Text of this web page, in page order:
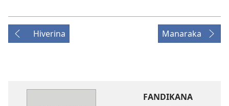
Hiverina Manaraka
FANDIKANA